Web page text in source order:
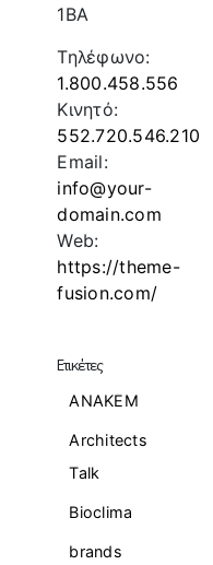
1BA
Τηλέφωνο:
1.800.458.556
Κινητό:
552.720.546.210
Email:
info@your-
domain.com
Web:
https://theme-
fusion.com/
Ετικέτες
ANAKEM
Architects
Talk
Bioclima
brands